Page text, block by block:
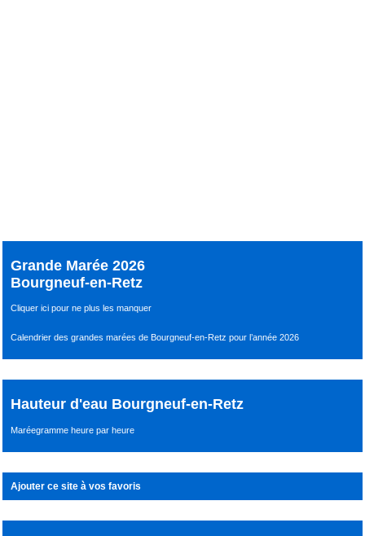
Grande Marée 2026
Bourgneuf-en-Retz
Cliquer ici pour ne plus les manquer
Calendrier des grandes marées de Bourgneuf-en-Retz pour l’année 2026
Hauteur d'eau Bourgneuf-en-Retz
Maréegramme heure par heure
Ajouter ce site à vos favoris